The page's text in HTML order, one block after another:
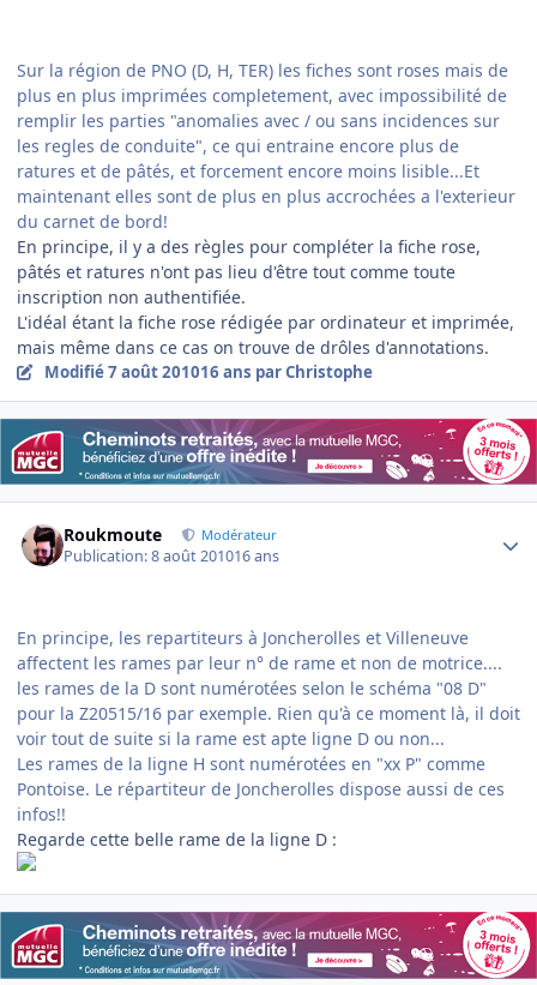
Sur la région de PNO (D, H, TER) les fiches sont roses mais de
plus en plus imprimées completement, avec impossibilité de
remplir les parties "anomalies avec / ou sans incidences sur
les regles de conduite", ce qui entraine encore plus de
ratures et de pâtés, et forcement encore moins lisible...Et
maintenant elles sont de plus en plus accrochées a l'exterieur
du carnet de bord!
En principe, il y a des règles pour compléter la fiche rose,
pâtés et ratures n'ont pas lieu d'être tout comme toute
inscription non authentifiée.
L'idéal étant la fiche rose rédigée par ordinateur et imprimée,
mais même dans ce cas on trouve de drôles d'annotations.
Modifié7 août 201016 ans par Christophe
Roukmoute Modérateur
Publication:8 août 201016 ans
En principe, les repartiteurs à Joncherolles et Villeneuve
affectent les rames par leur n° de rame et non de motrice....
les rames de la D sont numérotées selon le schéma "08 D"
pour la Z20515/16 par exemple. Rien qu'à ce moment là, il doit
voir tout de suite si la rame est apte ligne D ou non...
Les rames de la ligne H sont numérotées en "xx P" comme
Pontoise. Le répartiteur de Joncherolles dispose aussi de ces
infos!!
Regarde cette belle rame de la ligne D :